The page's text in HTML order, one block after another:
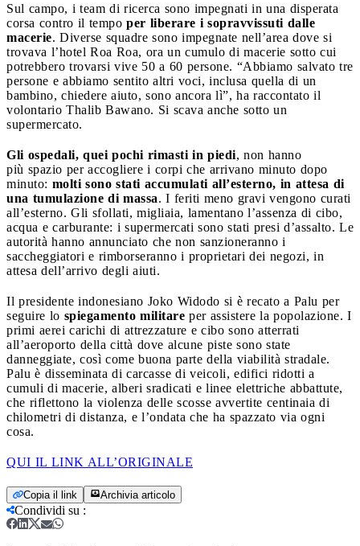
Sul campo, i team di ricerca sono impegnati in una disperata
corsa contro il tempo per liberare i sopravvissuti dalle
macerie. Diverse squadre sono impegnate nell’area dove si
trovava l’hotel Roa Roa, ora un cumulo di macerie sotto cui
potrebbero trovarsi vive 50 a 60 persone. “Abbiamo salvato tre
persone e abbiamo sentito altri voci, inclusa quella di un
bambino, chiedere aiuto, sono ancora lì”, ha raccontato il
volontario Thalib Bawano. Si scava anche sotto un
supermercato.
Gli ospedali, quei pochi rimasti in piedi, non hanno
più spazio per accogliere i corpi che arrivano minuto dopo
minuto: molti sono stati accumulati all’esterno, in attesa di
una tumulazione di massa. I feriti meno gravi vengono curati
all’esterno. Gli sfollati, migliaia, lamentano l’assenza di cibo,
acqua e carburante: i supermercati sono stati presi d’assalto. Le
autorità hanno annunciato che non sanzioneranno i
saccheggiatori e rimborseranno i proprietari dei negozi, in
attesa dell’arrivo degli aiuti.
Il presidente indonesiano Joko Widodo si è recato a Palu per
seguire lo spiegamento militare per assistere la popolazione. I
primi aerei carichi di attrezzature e cibo sono atterrati
all’aeroporto della città dove alcune piste sono state
danneggiate, così come buona parte della viabilità stradale.
Palu è disseminata di carcasse di veicoli, edifici ridotti a
cumuli di macerie, alberi sradicati e linee elettriche abbattute,
che riflettono la violenza delle scosse avvertite centinaia di
chilometri di distanza, e l’ondata che ha spazzato via ogni
cosa.
QUI IL LINK ALL’ORIGINALE
Copia il link Archivia articolo
Condividi su :